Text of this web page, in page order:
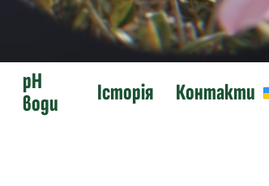
pH
води
Історія Контакти